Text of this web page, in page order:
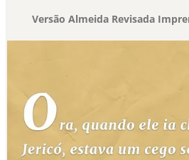
Versão Almeida Revisada